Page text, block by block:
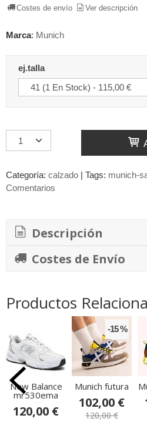
Costes de envío Ver descripción
Marca: Munich
ej.talla
Categoría: calzado | Tags: munich-
Comentarios
Descripción
Costes de Envío
Productos
New Balance
mr530ema
120,00 €
-15 %
Munich futura
102,00 €
120,00 €